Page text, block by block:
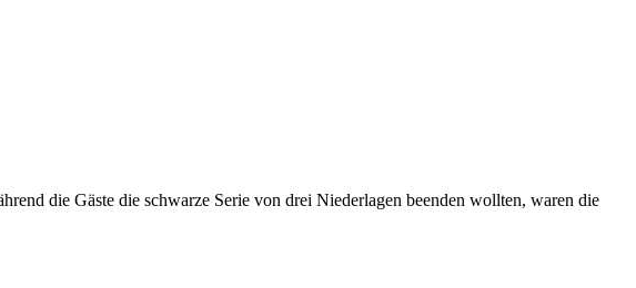
die Gäste die schwarze Serie von drei Niederlagen beenden wollten, waren die